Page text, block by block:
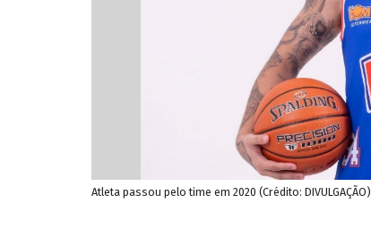
Atleta passou pelo time em 2020 (Crédito: DIVULGAÇÃO)